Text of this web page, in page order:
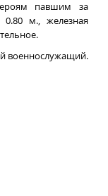
павшим за
м., железная
военнослужащий.